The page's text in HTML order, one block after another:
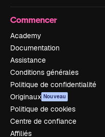
Commencer
Academy
Documentation
Assistance
Conditions générales
Politique de confidentialité
Originaux Nouveau
Politique de cookies
Centre de confiance
Affiliés